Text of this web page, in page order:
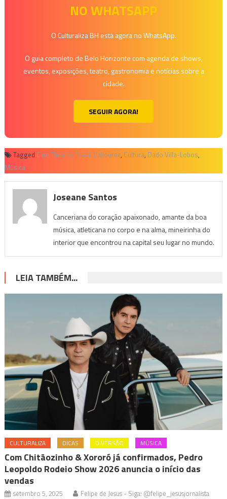
NO WHATSAPP
O Culturaliza BH está agora no WhatsApp.
O guia completo de Belo Horizonte com agenda de shows,
eventos, exposições, teatro, gastronomia e notícias sobre a
cidade.
SEGUIR AGORA!
Tagged Cine Theatro Brasil Vallourec, Cultura, Dado Villa-Lobos,
Música
Joseane Santos
Canceriana do coração apaixonado, amante da boa
música, atleticana no corpo e na alma, mineirinha do
interior que encontrou na capital seu lugar no mundo.
LEIA TAMBÉM...
CULTURALIZA DICAS DIVERSÃO MÚSICA
Com Chitãozinho & Xororó já confirmados, Pedro
Leopoldo Rodeio Show 2026 anuncia o início das
vendas
setembro 5, 2025 Felipe de Jesus - Siga: @felipe_jesusjornalista